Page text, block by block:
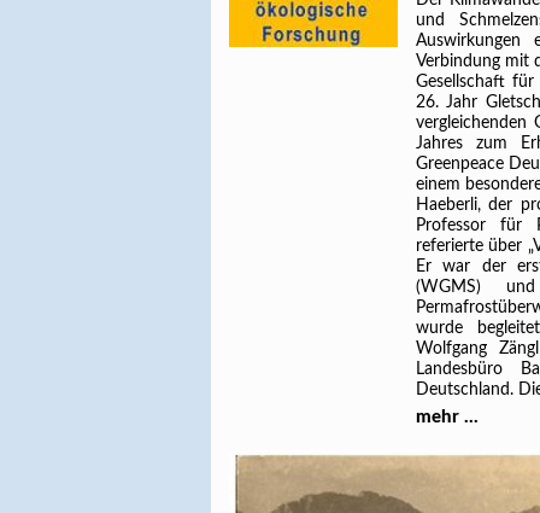
und
Auswirkungen
Verbindung mit
Gesellschaft
26. Jahr
vergleichenden
Jahres zum
Greenpeace
einem
Haeberli, der
Professor für
referierte über
Er war der
(WGMS)
wurde
Wolfgang
Landesbüro
Deutschland.
mehr ...